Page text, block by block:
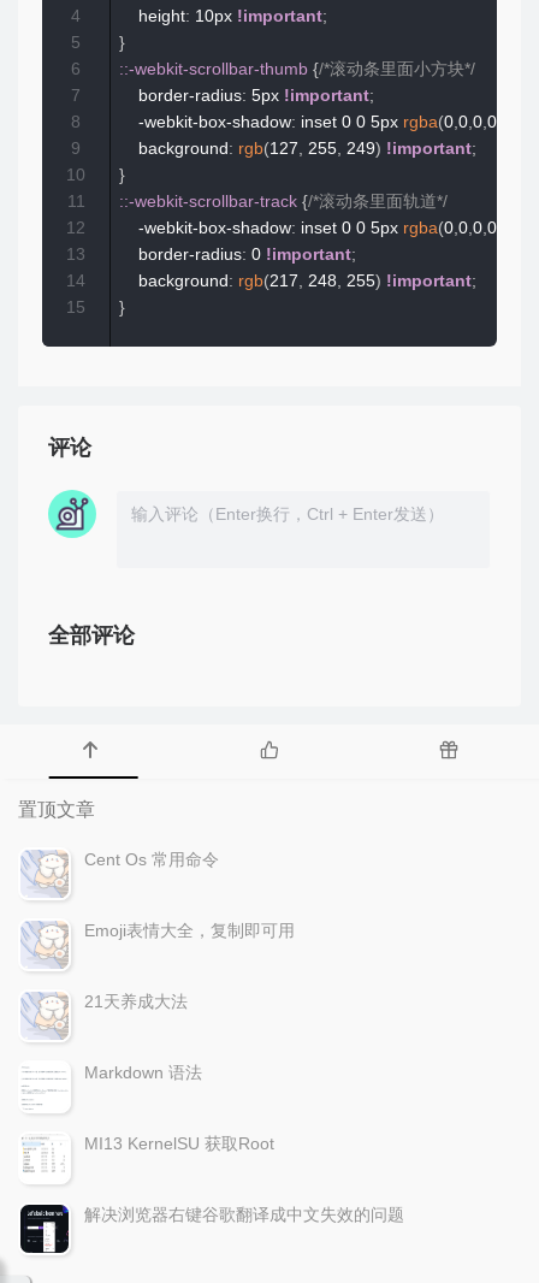
    height
: 10px !important;
}
::-webkit-scrollbar-thumb {/*滚动条里面小方块*/
    border-radius
: 5px !important;
    -webkit-box-shadow
: inset 0 0 5px rgba(0 0 0 0.2
    background
: rgb(127 255 249) !important;
}
::-webkit-scrollbar-track {/*滚动条里面轨道*/
    -webkit-box-shadow
: inset 0 0 5px rgba(0 0 0 0.2
    border-radius
: 0 !important;
    background
: rgb(217 248 255) !important;
}
4
5
6
7
8
9
10
11
12
13
14
15
评论
全部评论
置顶文章
Cent Os 常用命令
Emoji表情大全，复制即可用
21天养成大法
Markdown 语法
MI13 KernelSU 获取Root
解决浏览器右键谷歌翻译成中文失效的问题